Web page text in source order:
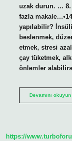
uzak durun. … 8.
fazla
yapılabilir?
beslenmek,
etmek, stresi
çay tüketmek,
önlemler
Devamını okuyun
https://